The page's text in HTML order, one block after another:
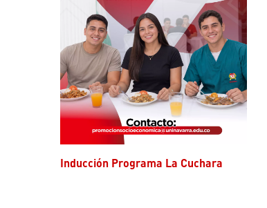
Inducción Programa La Cuchara